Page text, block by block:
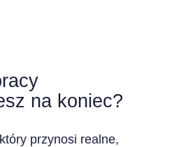
na koniec?
przynosi realne,